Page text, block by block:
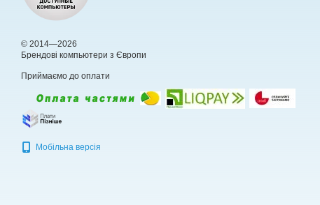
© 2014—2026
Брендові компьютери з Європи
Приймаємо до оплати
Мобільна версія